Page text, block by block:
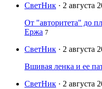
СветНик · 2 августа
От "авторитета" до
Ержа 7
СветНик · 2 августа
Вшивая ленка и ее
СветНик · 2 августа